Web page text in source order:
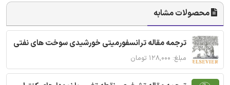
محصولات مشابه
ترجمه مقاله ترانسفورمیتی خورشیدی سوخت های نفتی
مبلغ: ۱۲۸,۰۰۰ تومان